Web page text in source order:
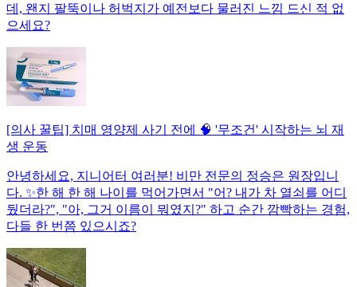
데, 왠지 팔뚝이나 허벅지가 예전보다 물러진 느낌 드신 적 없
으세요?
[의사 꿀팁] 치매 영양제 사기 전에 🧠 '무조건' 시작하는 뇌 재
생 운동
안녕하세요, 지니어터 여러분! 비만 전문의 정승은 원장입니
다. ✨한 해 한 해 나이를 먹어가면서 "어? 내가 차 열쇠를 어디
뒀더라?", "아, 그거 이름이 뭐였지?" 하고 순간 깜빡하는 경험,
다들 한 번쯤 있으시죠?